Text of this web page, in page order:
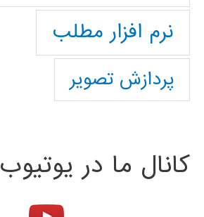
نرم افزار مطلب
پردازش تصویر
کانال ما در یوتیوب